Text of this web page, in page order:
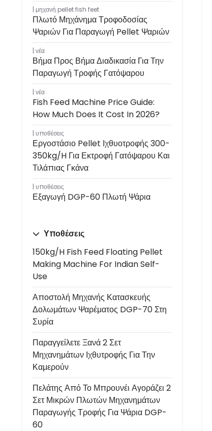
μηχανή pellet fish feet
Πλωτό Μηχάνημα Τροφοδοσίας
Ψαριών Για Παραγωγή Pellet Ψαριών
νέα
Βήμα Προς Βήμα Διαδικασία Για Την
Παραγωγή Τροφής Γατόψαρου
νέα
Fish Feed Machine Price Guide:
How Much Does It Cost In 2026?
υποθέσεις
Εργοστάσιο Pellet Ιχθυοτροφής 300-
350kg/h Για Εκτροφή Γατόψαρου Και
Τιλάπιας Γκάνα
υποθέσεις
Εξαγωγή DGP-60 Πλωτή Ψάρια
Υποθέσεις
150kg/h Fish Feed Floating Pellet
Making Machine For Indian Self-
Use
Αποστολή Μηχανής Κατασκευής
Δολωμάτων Ψαρέματος DGP-70 Στη
Συρία
Παραγγείλετε Ξανά 2 Σετ
Μηχανημάτων Ιχθυτροφής Για Την
Καμερούν
Πελάτης Από Το Μπρουνέι Αγοράζει 2
Σετ Μικρών Πλωτών Μηχανημάτων
Παραγωγής Τροφής Για Ψάρια DGP-
60